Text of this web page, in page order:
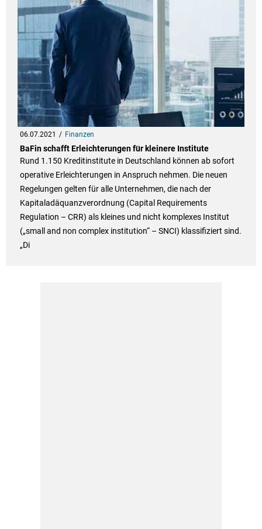
06.07.2021 Finanzen
BaFin schafft Erleichterungen für kleinere Institute
Rund 1.150 Kreditinstitute in Deutschland können ab sofort
operative Erleichterungen in Anspruch nehmen. Die neuen
Regelungen gelten für alle Unternehmen, die nach der
Kapitaladäquanzverordnung (Capital Requirements
Regulation – CRR) als kleines und nicht komplexes Institut
(„small and non complex institution“ – SNCI) klassifiziert sind.
„Di